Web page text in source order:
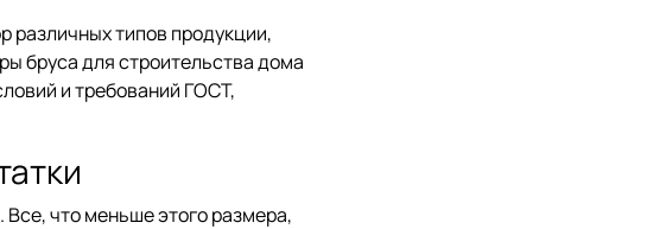
различных типов продукции,
бруса для строительства дома
и требований ГОСТ,
что меньше этого размера,